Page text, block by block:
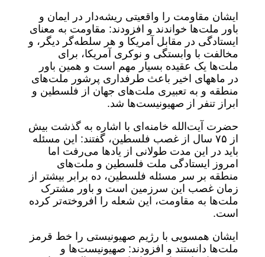
ایشان مقاومت را واقعیتی ریشه‌دار در ایمان و
باور ملت‌ها خواندند و افزودند: مقاومت به معنای
ایستادگی در مقابل آمریکا و هر سلطه‌گر دیگر، و
مخالفت با وابستگی و نوکری آمریکا، برای
ملت‌ها یک عقیده بسیار مهم است و همین باور
در ماههای اخیر باعث طرفداری پرشور ملت‌های
منطقه و به تعبیری ملت‌های جهان از فلسطین و
ابراز تنفر از صهیونیست‌ها شد.
حضرت آیت‌الله خامنه‌ای با اشاره به گذشت بیش
از ۷۵ سال از غصب فلسطین، گفتند: این مسئله
باید در این مدت طولانی از یادها می‌رفت اما
امروز ایستادگی ملت فلسطین و ملت‌های
منطقه بر سر مسئله فلسطین، ده‌ برابر بیشتر از
زمان غصب این سرزمین است و باور مشترک
ملت‌ها به مقاومت، این شعله را افروخته‌تر کرده
است.
ایشان همسویی با رژیم صهیونیستی را خط قرمز
ملت‌ها دانستند و افزودند: صهیونیست‌ها و